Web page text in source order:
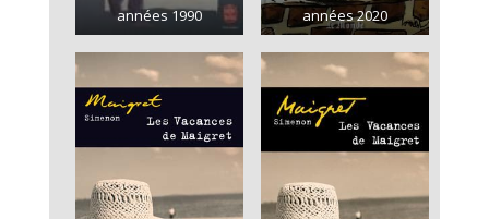
années 1990
années 2020